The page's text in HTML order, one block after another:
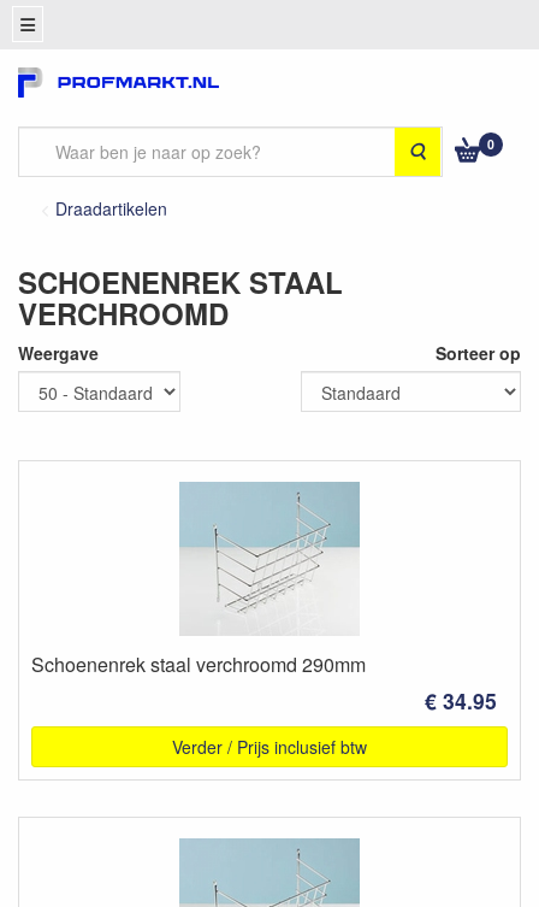
Zoeken 0
Draadartikelen
SCHOENENREK STAAL
VERCHROOMD
Weergave Sorteer op
Schoenenrek staal verchroomd 290mm
€ 34.95
Verder / Prijs inclusief btw